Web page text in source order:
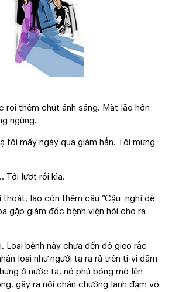
rọi thêm chút ánh sáng. Mặt lão hớn
ngùng.
tôi mấy ngày qua giảm hẳn. Tôi mừng
Tới lượt rồi kìa.
thoát, lão còn thêm câu “Cậu nghĩ dễ
gặp giám đốc bệnh viện hỏi cho ra
Loại bệnh này chưa đến độ gieo rắc
loại như người ta ra rả trên ti-vi dăm
ở nước ta, nó phủ bóng mờ lên
gây ra nỗi chán chường lãnh đạm vô